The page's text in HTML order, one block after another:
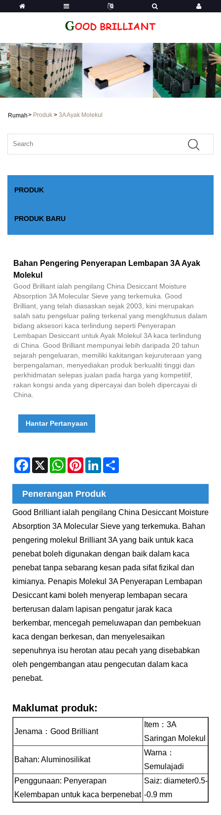
Rumah> Produk > 3A Ayak Molekul
PRODUK
PRODUK BARU
Bahan Pengering Penyerapan Lembapan 3A Ayak
Molekul
Good Brilliant ialah pengilang China Desiccant Moisture
Absorption 3A Molecular Sieve yang terkemuka. Good
Brilliant, yang telah diasaskan sejak 2003, kini merupakan
salah satu pengeluar paling terkenal yang mengkhusus dalam
bidang aksesori kaca terlindung seperti Penyerapan
Lembapan Desiccant untuk Ayak Molekul 3A kaca terlindung
di China. Good Brilliant mempunyai lebih daripada 20 tahun
sejarah pengeluaran, memiliki kakitangan kejuruteraan yang
berpengalaman, menyediakan produk berkualiti tinggi dan
perkhidmatan selepas jualan pada harga yang kompetitif,
rakan kongsi anda yang dipercayai dan boleh dipercayai di
China.
Hantar Pertanyaan
Facebook
X WhatsAppPinterestLinkedIn
Penerangan Produk
Good Brilliant ialah pengilang China Desiccant Moisture
Absorption 3A Molecular Sieve yang terkemuka. Bahan
pengering molekul Brilliant 3A yang baik untuk kaca
penebat boleh digunakan dengan baik dalam kaca
penebat tanpa sebarang kesan pada sifat fizikal dan
kimianya. Penapis Molekul 3A Penyerapan Lembapan
Desiccant kami boleh menyerap lembapan secara
berterusan dalam lapisan pengatur jarak kaca
berkembar, mencegah pemeluwapan dan pembekuan
kaca dengan berkesan, dan menyelesaikan
sepenuhnya isu herotan atau pecah yang disebabkan
oleh pengembangan atau pengecutan dalam kaca
penebat.
Maklumat produk:
Jenama：Good Brilliant
Item：3A
Saringan Molekul
Bahan: Aluminosilikat
Warna：
Semulajadi
Penggunaan: Penyerapan
Kelembapan untuk kaca berpenebat
Saiz: diameter0.5-
-0.9 mm